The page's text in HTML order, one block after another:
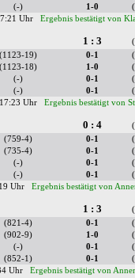
(-) 1-0
Uhr Ergebnis bestätigt von
1 : 3 (
(1123-19) 0-1
(1123-18) 1-0
(-) 0-1
(-) 0-1
Uhr Ergebnis bestätigt von
0 : 4 (
(759-4) 0-1
(735-4) 0-1
(-) 0-1
(-) 0-1
Uhr Ergebnis bestätigt von
1 : 3 (
(821-4) 0-1
(902-9) 1-0
(-) 0-1
(852-1) 0-1
Uhr Ergebnis bestätigt von